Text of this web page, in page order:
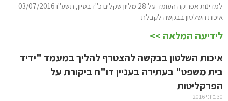
למדינות אפריקה העומד על 28 מליון שקלים כ"ז בסיון, תשע"ו 03/07/2016
איכות השלטון בבקשה לקבלת
לידיעה המלאה >>
איכות השלטון בבקשה להצטרף להליך במעמד "ידיד
בית משפט" בעתירה בעניין דו"ח ביקורת על
הפרקליטות
30 ביוני 2016